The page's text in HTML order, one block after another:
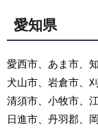
愛知県
愛西市、あま市、
犬山市、岩倉市、
清須市、小牧市、
日進市、丹羽郡、